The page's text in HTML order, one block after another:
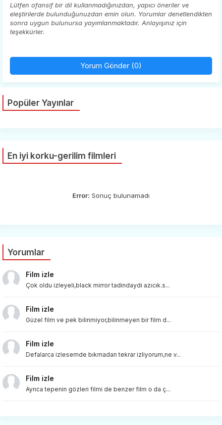
Lütfen ofansif bir dil kullanmadığınızdan, yapıcı öneriler ve
eleştirilerde bulunduğunuzdan emin olun. Yorumlar denetlendikten
sonra uygun bulunursa yayımlanmaktadır. Anlayışınız için
teşekkürler.
Yorum Gönder (0)
Popüler Yayınlar
En iyi korku-gerilim filmleri
Error: Sonuç bulunamadı
Yorumlar
Film izle
Çok oldu izleyeli,black mirror tadindaydi azıcık.s...
Film izle
Güzel film ve pek bilinmiyor,bilinmeyen bir film d...
Film izle
Defalarca izlesemde bıkmadan tekrar izliyorum,ne v...
Film izle
Ayrıca tepenin gözleri filmi de benzer film o da ç...